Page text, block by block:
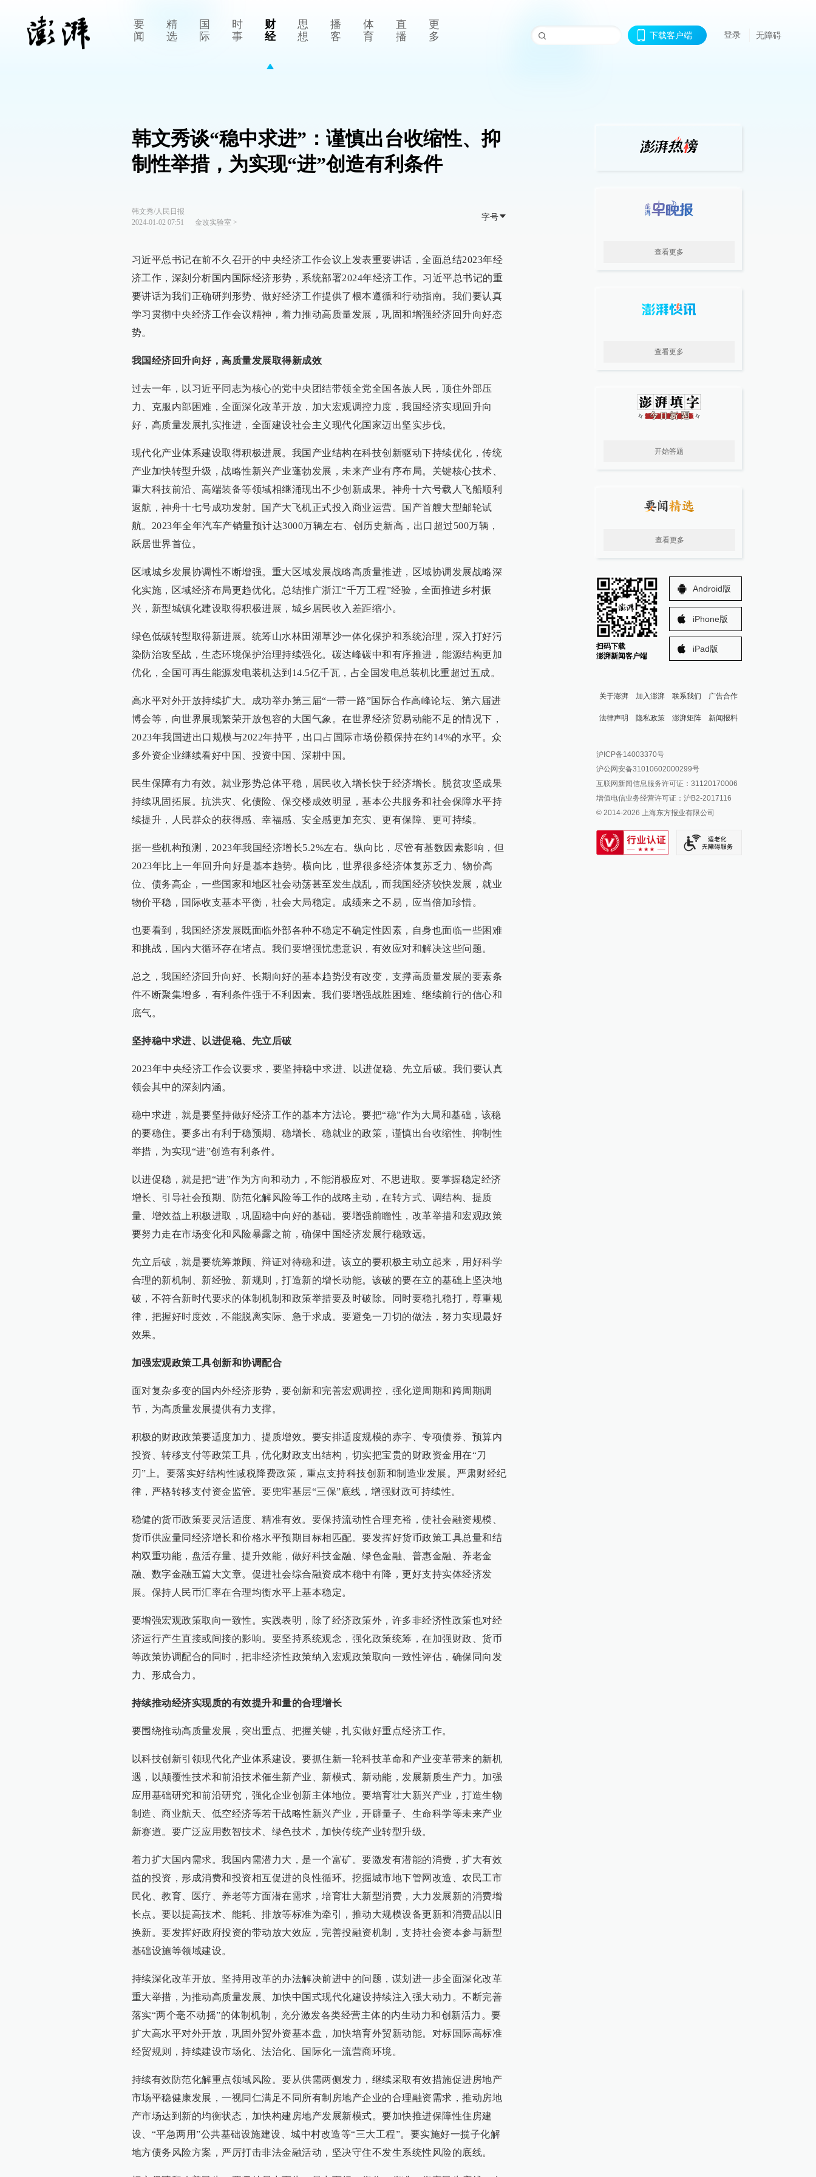
要
闻
精
选
国
际
时
事
财
经
思
想
播
客
体
育
直
播
更
多
下载客户端 登录 无障碍
韩文秀谈“稳中求进”：谨慎出台收缩性、抑
制性举措，为实现“进”创造有利条件
韩文秀/人民日报
2024-01-02 07:51
金改实验室 >
字号
习近平总书记在前不久召开的中央经济工作会议上发表重要讲话，全面总结2023年经
济工作，深刻分析国内国际经济形势，系统部署2024年经济工作。习近平总书记的重
要讲话为我们正确研判形势、做好经济工作提供了根本遵循和行动指南。我们要认真
学习贯彻中央经济工作会议精神，着力推动高质量发展，巩固和增强经济回升向好态
势。
我国经济回升向好，高质量发展取得新成效
过去一年，以习近平同志为核心的党中央团结带领全党全国各族人民，顶住外部压
力、克服内部困难，全面深化改革开放，加大宏观调控力度，我国经济实现回升向
好，高质量发展扎实推进，全面建设社会主义现代化国家迈出坚实步伐。
现代化产业体系建设取得积极进展。我国产业结构在科技创新驱动下持续优化，传统
产业加快转型升级，战略性新兴产业蓬勃发展，未来产业有序布局。关键核心技术、
重大科技前沿、高端装备等领域相继涌现出不少创新成果。神舟十六号载人飞船顺利
返航，神舟十七号成功发射。国产大飞机正式投入商业运营。国产首艘大型邮轮试
航。2023年全年汽车产销量预计达3000万辆左右、创历史新高，出口超过500万辆，
跃居世界首位。
区域城乡发展协调性不断增强。重大区域发展战略高质量推进，区域协调发展战略深
化实施，区域经济布局更趋优化。总结推广浙江“千万工程”经验，全面推进乡村振
兴，新型城镇化建设取得积极进展，城乡居民收入差距缩小。
绿色低碳转型取得新进展。统筹山水林田湖草沙一体化保护和系统治理，深入打好污
染防治攻坚战，生态环境保护治理持续强化。碳达峰碳中和有序推进，能源结构更加
优化，全国可再生能源发电装机达到14.5亿千瓦，占全国发电总装机比重超过五成。
高水平对外开放持续扩大。成功举办第三届“一带一路”国际合作高峰论坛、第六届进
博会等，向世界展现繁荣开放包容的大国气象。在世界经济贸易动能不足的情况下，
2023年我国进出口规模与2022年持平，出口占国际市场份额保持在约14%的水平。众
多外资企业继续看好中国、投资中国、深耕中国。
民生保障有力有效。就业形势总体平稳，居民收入增长快于经济增长。脱贫攻坚成果
持续巩固拓展。抗洪灾、化债险、保交楼成效明显，基本公共服务和社会保障水平持
续提升，人民群众的获得感、幸福感、安全感更加充实、更有保障、更可持续。
据一些机构预测，2023年我国经济增长5.2%左右。纵向比，尽管有基数因素影响，但
2023年比上一年回升向好是基本趋势。横向比，世界很多经济体复苏乏力、物价高
位、债务高企，一些国家和地区社会动荡甚至发生战乱，而我国经济较快发展，就业
物价平稳，国际收支基本平衡，社会大局稳定。成绩来之不易，应当倍加珍惜。
也要看到，我国经济发展既面临外部各种不稳定不确定性因素，自身也面临一些困难
和挑战，国内大循环存在堵点。我们要增强忧患意识，有效应对和解决这些问题。
总之，我国经济回升向好、长期向好的基本趋势没有改变，支撑高质量发展的要素条
件不断聚集增多，有利条件强于不利因素。我们要增强战胜困难、继续前行的信心和
底气。
坚持稳中求进、以进促稳、先立后破
2023年中央经济工作会议要求，要坚持稳中求进、以进促稳、先立后破。我们要认真
领会其中的深刻内涵。
稳中求进，就是要坚持做好经济工作的基本方法论。要把“稳”作为大局和基础，该稳
的要稳住。要多出有利于稳预期、稳增长、稳就业的政策，谨慎出台收缩性、抑制性
举措，为实现“进”创造有利条件。
以进促稳，就是把“进”作为方向和动力，不能消极应对、不思进取。要掌握稳定经济
增长、引导社会预期、防范化解风险等工作的战略主动，在转方式、调结构、提质
量、增效益上积极进取，巩固稳中向好的基础。要增强前瞻性，改革举措和宏观政策
要努力走在市场变化和风险暴露之前，确保中国经济发展行稳致远。
先立后破，就是要统筹兼顾、辩证对待稳和进。该立的要积极主动立起来，用好科学
合理的新机制、新经验、新规则，打造新的增长动能。该破的要在立的基础上坚决地
破，不符合新时代要求的体制机制和政策举措要及时破除。同时要稳扎稳打，尊重规
律，把握好时度效，不能脱离实际、急于求成。要避免一刀切的做法，努力实现最好
效果。
加强宏观政策工具创新和协调配合
面对复杂多变的国内外经济形势，要创新和完善宏观调控，强化逆周期和跨周期调
节，为高质量发展提供有力支撑。
积极的财政政策要适度加力、提质增效。要安排适度规模的赤字、专项债券、预算内
投资、转移支付等政策工具，优化财政支出结构，切实把宝贵的财政资金用在“刀
刃”上。要落实好结构性减税降费政策，重点支持科技创新和制造业发展。严肃财经纪
律，严格转移支付资金监管。要兜牢基层“三保”底线，增强财政可持续性。
稳健的货币政策要灵活适度、精准有效。要保持流动性合理充裕，使社会融资规模、
货币供应量同经济增长和价格水平预期目标相匹配。要发挥好货币政策工具总量和结
构双重功能，盘活存量、提升效能，做好科技金融、绿色金融、普惠金融、养老金
融、数字金融五篇大文章。促进社会综合融资成本稳中有降，更好支持实体经济发
展。保持人民币汇率在合理均衡水平上基本稳定。
要增强宏观政策取向一致性。实践表明，除了经济政策外，许多非经济性政策也对经
济运行产生直接或间接的影响。要坚持系统观念，强化政策统筹，在加强财政、货币
等政策协调配合的同时，把非经济性政策纳入宏观政策取向一致性评估，确保同向发
力、形成合力。
持续推动经济实现质的有效提升和量的合理增长
要围绕推动高质量发展，突出重点、把握关键，扎实做好重点经济工作。
以科技创新引领现代化产业体系建设。要抓住新一轮科技革命和产业变革带来的新机
遇，以颠覆性技术和前沿技术催生新产业、新模式、新动能，发展新质生产力。加强
应用基础研究和前沿研究，强化企业创新主体地位。要培育壮大新兴产业，打造生物
制造、商业航天、低空经济等若干战略性新兴产业，开辟量子、生命科学等未来产业
新赛道。要广泛应用数智技术、绿色技术，加快传统产业转型升级。
着力扩大国内需求。我国内需潜力大，是一个富矿。要激发有潜能的消费，扩大有效
益的投资，形成消费和投资相互促进的良性循环。挖掘城市地下管网改造、农民工市
民化、教育、医疗、养老等方面潜在需求，培育壮大新型消费，大力发展新的消费增
长点。要以提高技术、能耗、排放等标准为牵引，推动大规模设备更新和消费品以旧
换新。要发挥好政府投资的带动放大效应，完善投融资机制，支持社会资本参与新型
基础设施等领域建设。
持续深化改革开放。坚持用改革的办法解决前进中的问题，谋划进一步全面深化改革
重大举措，为推动高质量发展、加快中国式现代化建设持续注入强大动力。不断完善
落实“两个毫不动摇”的体制机制，充分激发各类经营主体的内生动力和创新活力。要
扩大高水平对外开放，巩固外贸外资基本盘，加快培育外贸新动能。对标国际高标准
经贸规则，持续建设市场化、法治化、国际化一流营商环境。
持续有效防范化解重点领域风险。要从供需两侧发力，继续采取有效措施促进房地产
市场平稳健康发展，一视同仁满足不同所有制房地产企业的合理融资需求，推动房地
产市场达到新的均衡状态，加快构建房地产发展新模式。要加快推进保障性住房建
设、“平急两用”公共基础设施建设、城中村改造等“三大工程”。要实施好一揽子化解
地方债务风险方案，严厉打击非法金融活动，坚决守住不发生系统性风险的底线。
查看更多
查看更多
开始答题
查看更多
扫码下载
澎湃新闻客户端
Android版
iPhone版
iPad版
关于澎湃 加入澎湃 联系我们 广告合作
法律声明 隐私政策 澎湃矩阵
澎湃新闻公众号
澎湃新闻抖音号
派生万物开放平台
IP SHANGHAI
SIXTH TONE
新闻报料
报料邮箱: news@thepaper.cn
沪ICP备14003370号
沪公网安备31010602000299号
互联网新闻信息服务许可证：31120170006
增值电信业务经营许可证：沪B2-2017116
© 2014-2026 上海东方报业有限公司